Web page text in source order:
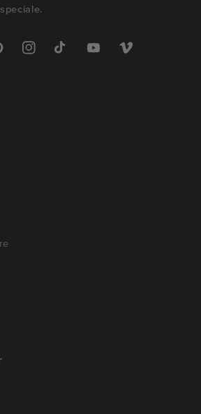
InstagramTikTok YouTubeVimeo